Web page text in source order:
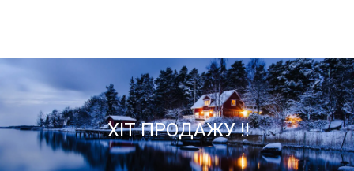
ХІТ ПРОДАЖУ !!